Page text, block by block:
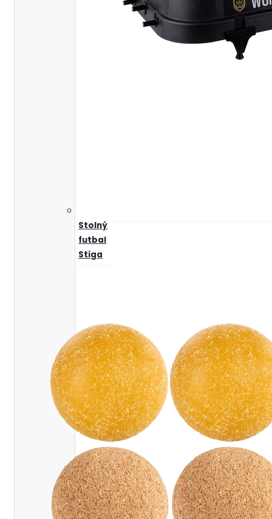
Stolný
futbal
Stiga